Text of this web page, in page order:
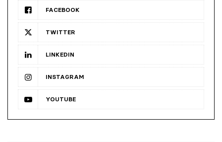
FACEBOOK
TWITTER
LINKEDIN
INSTAGRAM
YOUTUBE